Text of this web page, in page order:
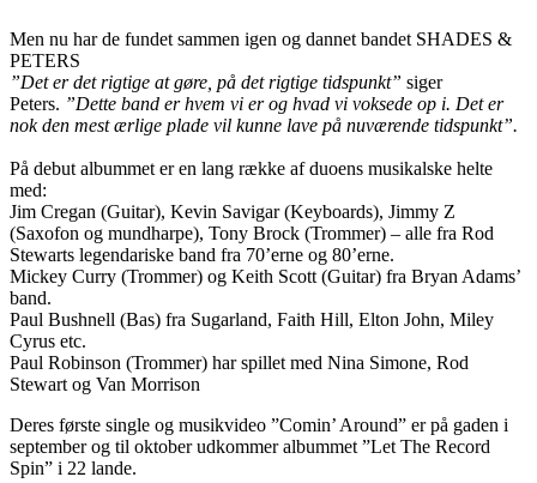
Men nu har de fundet sammen igen og dannet bandet SHADES &
PETERS
”Det er det rigtige at gøre, på det rigtige tidspunkt” siger
Peters. ”Dette band er hvem vi er og hvad vi voksede op i. Det er
nok den mest ærlige plade vil kunne lave på nuværende tidspunkt”.
På debut albummet er en lang række af duoens musikalske helte
med:
Jim Cregan (Guitar), Kevin Savigar (Keyboards), Jimmy Z
(Saxofon og mundharpe), Tony Brock (Trommer) – alle fra Rod
Stewarts legendariske band fra 70’erne og 80’erne.
Mickey Curry (Trommer) og Keith Scott (Guitar) fra Bryan Adams’
band.
Paul Bushnell (Bas) fra Sugarland, Faith Hill, Elton John, Miley
Cyrus etc.
Paul Robinson (Trommer) har spillet med Nina Simone, Rod
Stewart og Van Morrison
Deres første single og musikvideo ”Comin’ Around” er på gaden i
september og til oktober udkommer albummet ”Let The Record
Spin” i 22 lande.